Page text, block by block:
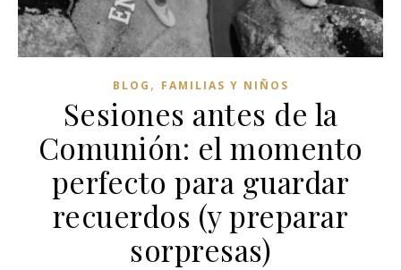
BLOG , FAMILIAS Y NIÑOS
Sesiones antes de la
Comunión: el momento
perfecto para guardar
recuerdos (y preparar
sorpresas)